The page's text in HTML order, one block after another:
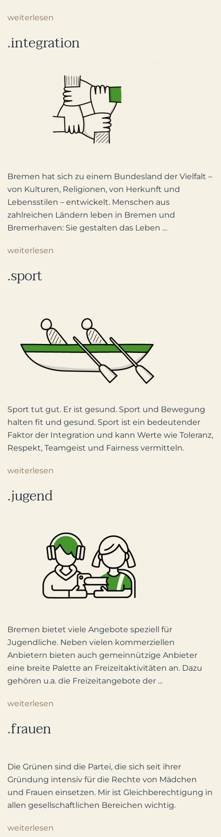
weiterlesen
.integration
Bremen hat sich zu einem Bundesland der Vielfalt –
von Kulturen, Religionen, von Herkunft und
Lebensstilen – entwickelt. Menschen aus
zahlreichen Ländern leben in Bremen und
Bremerhaven: Sie gestalten das Leben …
weiterlesen
.sport
Sport tut gut. Er ist gesund. Sport und Bewegung
halten fit und gesund. Sport ist ein bedeutender
Faktor der Integration und kann Werte wie Toleranz,
Respekt, Teamgeist und Fairness vermitteln.
weiterlesen
.jugend
Bremen bietet viele Angebote speziell für
Jugendliche. Neben vielen kommerziellen
Anbietern bieten auch gemeinnützige Anbieter
eine breite Palette an Freizeitaktivitäten an. Dazu
gehören u.a. die Freizeitangebote der ...
weiterlesen
.frauen
Die Grünen sind die Partei, die sich seit ihrer
Gründung intensiv für die Rechte von Mädchen
und Frauen einsetzen. Mir ist Gleichberechtigung in
allen gesellschaftlichen Bereichen wichtig.
weiterlesen